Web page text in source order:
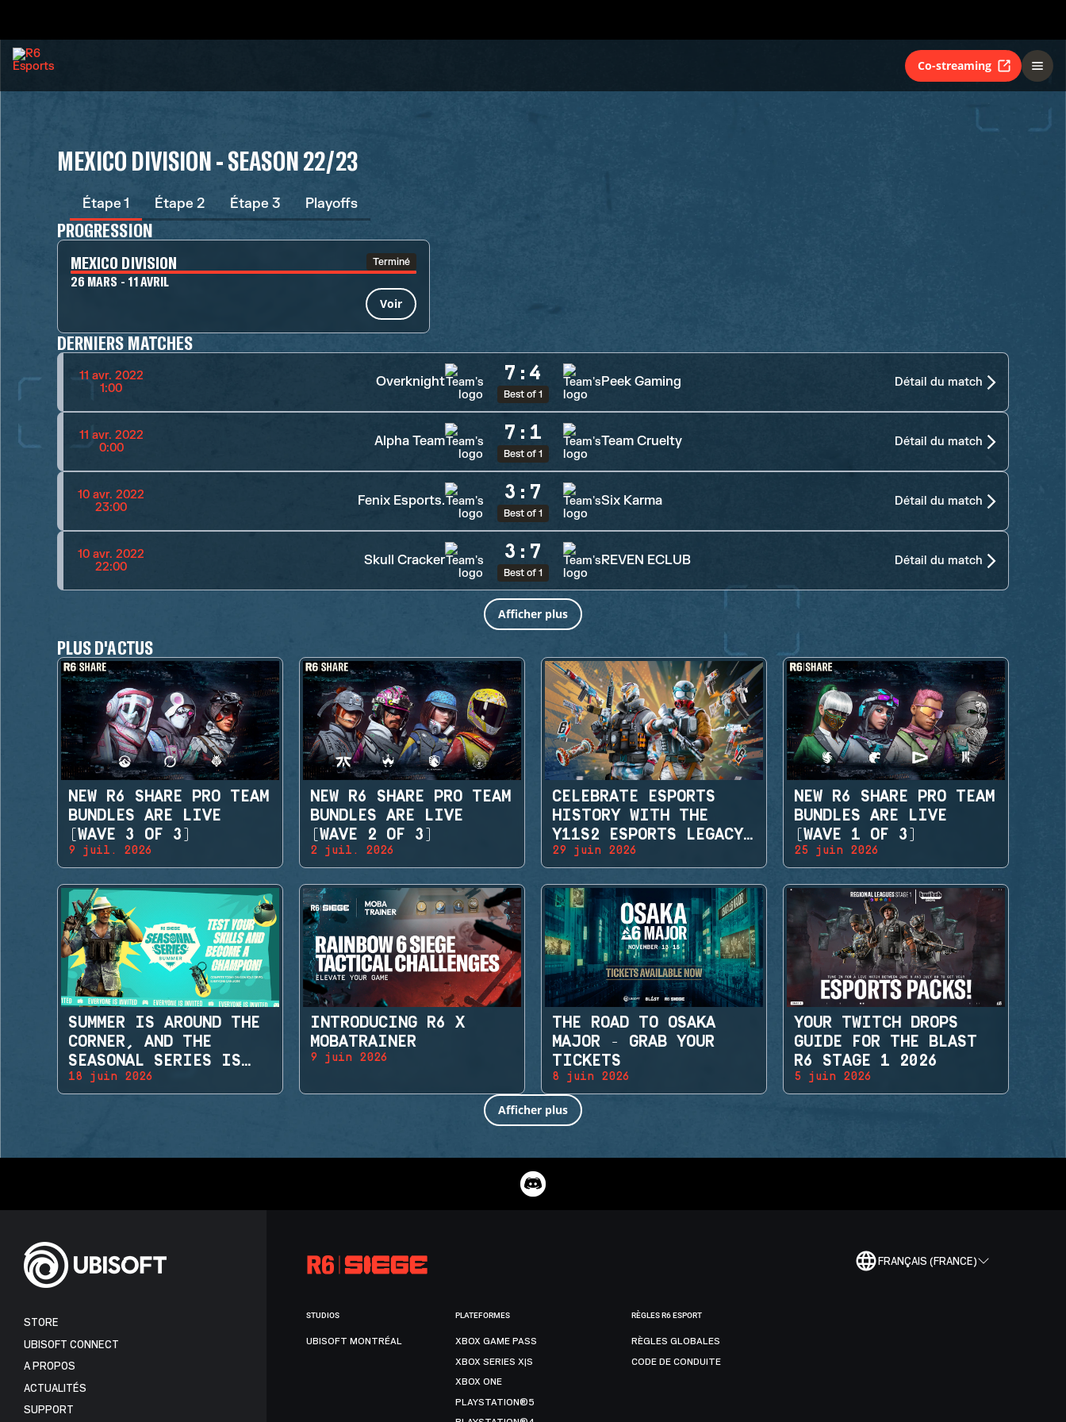
Co-streaming
MEXICO DIVISION - SEASON 22/23
Étape 1 Étape 2 Étape 3 Playoffs
PROGRESSION
MEXICO DIVISION Terminé
26 MARS - 11 AVRIL
Voir
DERNIERS MATCHES
11 avr. 2022
1:00
Overknight 7 : 4
Best of 1
Peek Gaming Détail du match
11 avr. 2022
0:00
Alpha Team 7 : 1
Best of 1
Team Cruelty Détail du match
10 avr. 2022
23:00
Fenix Esports. 3 : 7
Best of 1
Six Karma Détail du match
10 avr. 2022
22:00
Skull Cracker 3 : 7
Best of 1
REVEN ECLUB Détail du match
Afficher plus
PLUS D'ACTUS
NEW R6 SHARE PRO TEAM
BUNDLES ARE LIVE
(WAVE 3 OF 3)
9 juil. 2026
NEW R6 SHARE PRO TEAM
BUNDLES ARE LIVE
(WAVE 2 OF 3)
2 juil. 2026
CELEBRATE ESPORTS
HISTORY WITH THE
Y11S2 ESPORTS LEGACY
SETS
29 juin 2026
NEW R6 SHARE PRO TEAM
BUNDLES ARE LIVE
(WAVE 1 OF 3)
25 juin 2026
SUMMER IS AROUND THE
CORNER, AND THE
SEASONAL SERIES IS
BACK!
18 juin 2026
INTRODUCING R6 X
MOBATRAINER
9 juin 2026
THE ROAD TO OSAKA
MAJOR - GRAB YOUR
TICKETS
8 juin 2026
YOUR TWITCH DROPS
GUIDE FOR THE BLAST
R6 STAGE 1 2026
5 juin 2026
Afficher plus
FRANÇAIS (FRANCE)
STORE
UBISOFT CONNECT
A PROPOS
ACTUALITÉS
SUPPORT
STUDIOS
UBISOFT MONTRÉAL
PLATEFORMES
XBOX GAME PASS
XBOX SERIES X|S
XBOX ONE
PLAYSTATION®5
RÈGLES R6 ESPORT
RÈGLES GLOBALES
CODE DE CONDUITE